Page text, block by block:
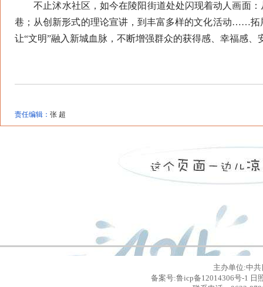
不止沭水社区，如今在陵阳街道处处闪现着动人画面：
巷；从创新形式的理论宣讲，到丰富多样的文化活动……拓
让“文明”融入新城血脉，不断增强群众的获得感、幸福感、
责任编辑： 张 超
主办单位:中
备案号:鲁icp备12014306号-1